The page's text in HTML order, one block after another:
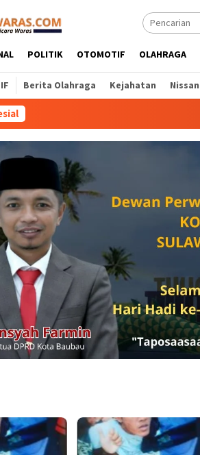
POLITIK OTOMOTIF OLAHRAGA
Berita Olahraga Kejahatan Nissan